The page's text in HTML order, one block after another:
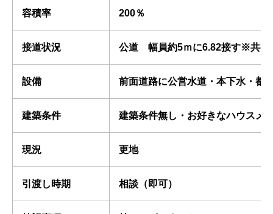
容積率 200％
接道状況 公道 幅員約5ｍに6.82接す※共有
設備 前面道路に公営水道・本下水・都
建築条件 建築条件無し・お好きなハウスメ
現況 更地
引渡し時期 相談（即可）